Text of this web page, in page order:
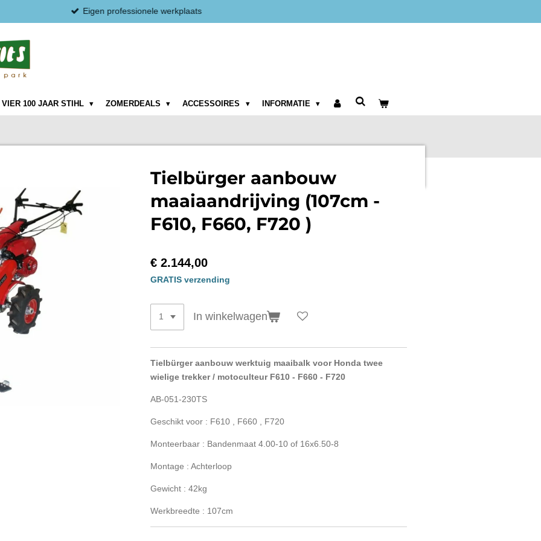
Eigen professionele werkplaats
VIER 100 JAAR STIHL ZOMERDEALS ACCESSOIRES INFORMATIE
Tielbürger aanbouw
maaiaandrijving (107cm -
F610, F660, F720 )
€ 2.144,00
GRATIS verzending
In winkelwagen
Tielbürger aanbouw werktuig maaibalk voor Honda twee
wielige trekker / motoculteur F610 - F660 - F720
AB-051-230TS
Geschikt voor : F610 , F660 , F720
Monteerbaar : Bandenmaat 4.00-10 of 16x6.50-8
Montage : Achterloop
Gewicht : 42kg
Werkbreedte : 107cm